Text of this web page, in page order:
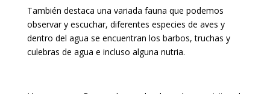
También destaca una variada fauna que podemos
observar y escuchar, diferentes especies de aves y
dentro del agua se encuentran los barbos, truchas y
culebras de agua e incluso alguna nutria.